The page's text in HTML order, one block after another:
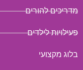
מדריכים להורים
פעילויות לילדים
בלוג מקצועי